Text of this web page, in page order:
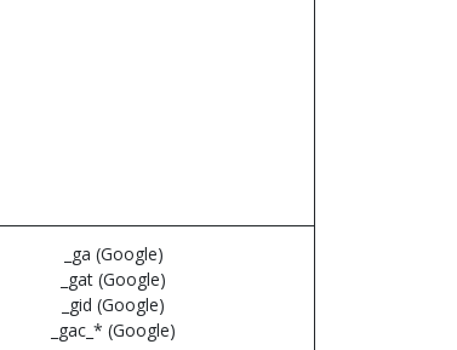
_ga (Google)
_gat (Google)
_gid (Google)
_gac_* (Google)